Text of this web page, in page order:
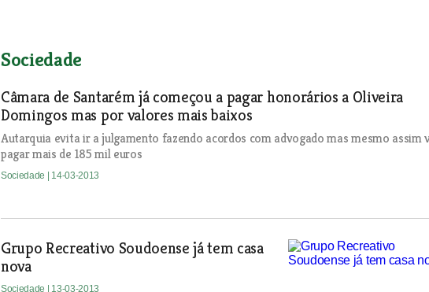
Sociedade
Câmara de Santarém já começou a pagar honorários a Oliveira
Domingos mas por valores mais baixos
Autarquia evita ir a julgamento fazendo acordos com advogado mas mesmo assim
pagar mais de 185 mil euros
Sociedade | 14-03-2013
Grupo Recreativo Soudoense já tem casa
nova
Sociedade | 13-03-2013